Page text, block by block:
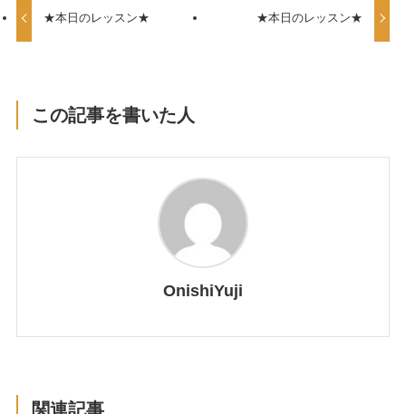
★本日のレッスン★ ★本日のレッスン★
この記事を書いた人
OnishiYuji
関連記事